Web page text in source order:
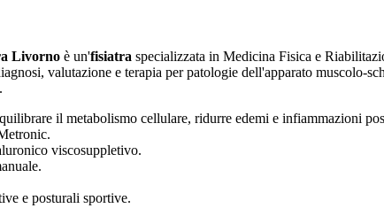
Livorno è un'fisiatra specializzata in Medicina Fisica e
valutazione e terapia per patologie dell'apparato muscolo-
il metabolismo cellulare, ridurre edemi e infiammazioni
viscosuppletivo.
e posturali sportive.